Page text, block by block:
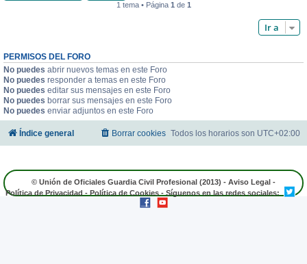
1 tema • Página 1 de 1
Ir a
PERMISOS DEL FORO
No puedes abrir nuevos temas en este Foro
No puedes responder a temas en este Foro
No puedes editar sus mensajes en este Foro
No puedes borrar sus mensajes en este Foro
No puedes enviar adjuntos en este Foro
Índice general Todos los horarios son UTC+02:00
Borrar cookies
© Unión de Oficiales Guardia Civil Profesional (2013) - Aviso Legal -
Política de Privacidad-Política de Cookies- Síguenos en las redes sociales: